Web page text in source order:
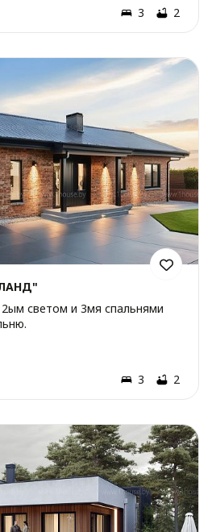
3 2
светом и 3мя спальнями
3 2